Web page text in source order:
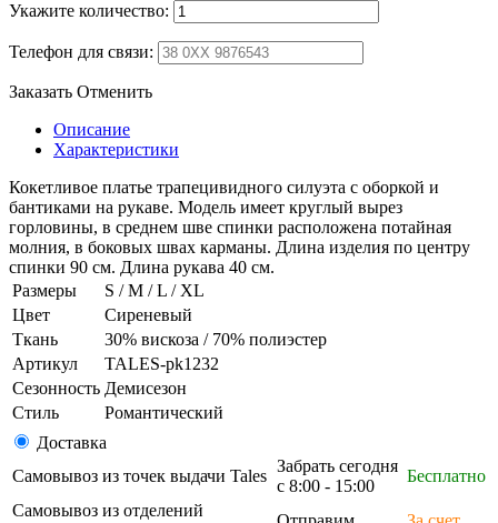
Укажите количество:
Телефон для связи:
Заказать Отменить
Описание
Характеристики
Кокетливое платье трапецивидного силуэта с оборкой и
бантиками на рукаве. Модель имеет круглый вырез
горловины, в среднем шве спинки расположена потайная
молния, в боковых швах карманы. Длина изделия по центру
спинки 90 см. Длина рукава 40 см.
Размеры
S / M / L / XL
Цвет
Сиреневый
Ткань
30% вискоза / 70% полиэстер
Артикул
TALES-pk1232
Сезонность Демисезон
Стиль
Романтический
Доставка
Самовывоз из точек выдачи Tales
Забрать сегодня
с 8:00 - 15:00
Бесплатно
Самовывоз из отделений